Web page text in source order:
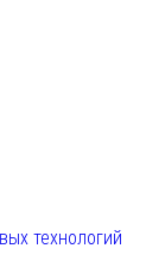
технологий